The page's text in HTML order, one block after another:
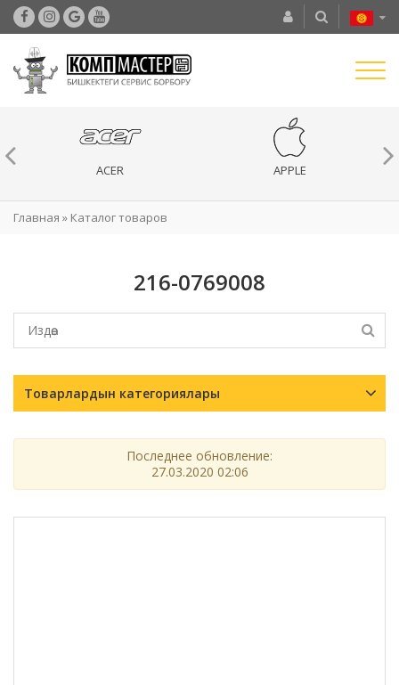
ACER APPLE
Главная » Каталог товаров
216-0769008
Товарлардын категориялары
Последнее обновление:
27.03.2020 02:06